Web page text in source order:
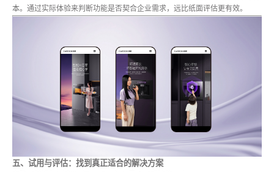
本。通过实际体验来判断功能是否契合企业需求，远比纸面评估更有效。
五、试用与评估：找到真正适合的解决方案